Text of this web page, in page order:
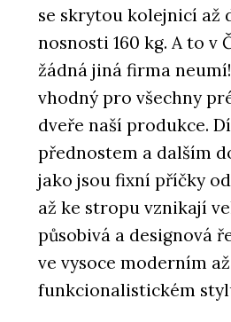
se skrytou kolejnicí až
nosnosti 160 kg. A to v
žádná jiná firma
vhodný pro všechny
dveře naší produkce.
přednostem a dalším
jako jsou fixní příčky
až ke stropu vznikají
působivá a designová
ve vysoce moderním až
funkcionalistickém